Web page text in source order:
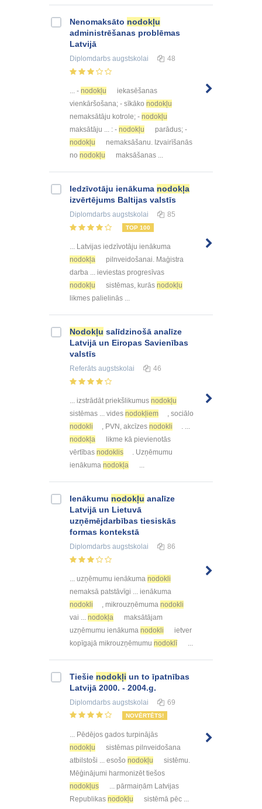
Nenomaksāto nodokļu
administrēšanas problēmas
Latvijā
Diplomdarbs augstskolai 48
... - nodokļu
iekasēšanas
vienkāršošana; - sīkāko nodokļu
nemaksātāju kotrole; - nodokļu
maksātāju ... : - nodokļu
parādus; -
nodokļu
nemaksāšanu. Izvairīšanās
no nodokļu maksāšanas ...
Iedzīvotāju ienākuma nodokļa
izvērtējums Baltijas valstīs
Diplomdarbs augstskolai 85
TOP 100
... Latvijas iedzīvotāju ienākuma
nodokļa
pilnveidošanai. Maģistra
darba ... ieviestas progresīvas
nodokļu
sistēmas, kurās nodokļu
likmes palielinās ...
Nodokļu salīdzinošā analīze
Latvijā un Eiropas Savienības
valstīs
Referāts augstskolai 46
... izstrādāt priekšlikumus nodokļu
sistēmas ... vides nodokļiem
, sociālo
nodokli
, PVN, akcīzes nodokli
nodokļa
likme kā pievienotās
vērtības nodoklis
. Uzņēmumu
ienākuma nodokļa
Ienākumu nodokļu analīze
Latvijā un Lietuvā
uzņēmējdarbības tiesiskās
formas kontekstā
Diplomdarbs augstskolai 86
... uzņēmumu ienākuma nodokli
nemaksā patstāvīgi ... ienākuma
nodokli
, mikrouzņēmuma nodokli
vai ... nodokļa
maksātājam
uzņēmumu ienākuma nodokli
ietver
kopīgajā mikrouzņēmumu nodoklī
Tiešie nodokļi un to īpatnības
Latvijā 2000. - 2004.g.
Diplomdarbs augstskolai 69
NOVĒRTĒTS!
... Pēdējos gados turpinājās
nodokļu
sistēmas pilnveidošana
atbilstoši ... esošo nodokļu
sistēmu.
Mēģinājumi harmonizēt tiešos
nodokļus
... pārmaiņām Latvijas
Republikas nodokļu sistēmā pēc ...